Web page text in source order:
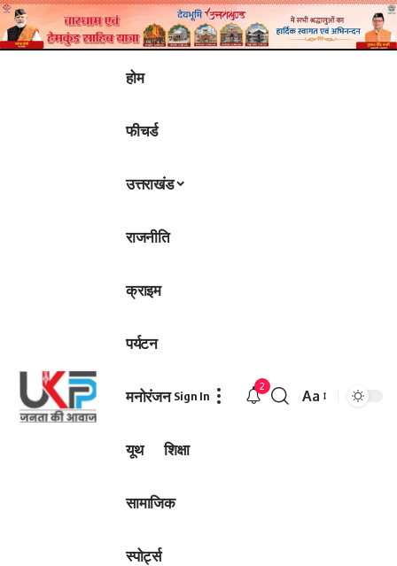
होम
फीचर्ड
उत्तराखंड
राजनीति
क्राइम
पर्यटन
मनोरंजन
यूथ शिक्षा
सामाजिक
स्पोर्ट्स
Sign In
2
Font
Aa